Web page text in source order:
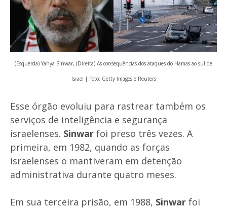
(Esquerda) Yahya Sinwar, (Direita) As consequências dos ataques do Hamas ao sul de
Israel | Foto: Getty Images e Reuters
Esse órgão evoluiu para rastrear também os
serviços de inteligência e segurança
israelenses. Sinwar foi preso três vezes. A
primeira, em 1982, quando as forças
israelenses o mantiveram em detenção
administrativa durante quatro meses.
Em sua terceira prisão, em 1988, Sinwar foi